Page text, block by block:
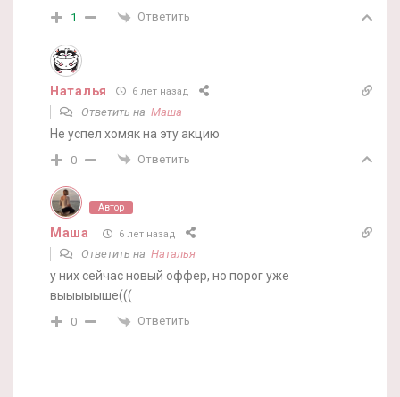
1 Ответить
Наталья 6 лет назад
Ответить на Маша
Не успел хомяк на эту акцию
0 Ответить
Автор
Маша 6 лет назад
Ответить на Наталья
у них сейчас новый оффер, но порог уже
выыыыыше(((
0 Ответить